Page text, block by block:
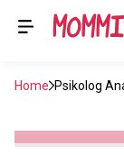
Home Psikolog